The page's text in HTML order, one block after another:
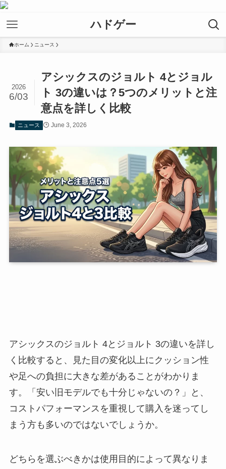
ハドゲー
ホーム ニュース
アシックスのジョルト 4とジョル
ト 3の違いは？5つのメリットと注
意点を詳しく比較
2026
6/03
ニュース June 3, 2026
アシックスのジョルト 4とジョルト 3の違いを詳し
く比較すると、見た目の変化以上にクッション性
や足への負担に大きな差があることがわかりま
す。「安い旧モデルでも十分じゃないの？」と、
コストパフォーマンスを重視して購入を迷ってし
まう方も多いのではないでしょうか。
どちらを選ぶべきかは使用目的によって異なりま